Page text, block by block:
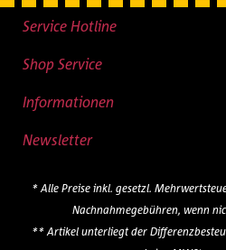
Service Hotline
Shop Service
Informationen
Newsletter
* Alle Preise inkl. gesetzl.
Nachnahmegebühren, wenn
** Artikel unterliegt der